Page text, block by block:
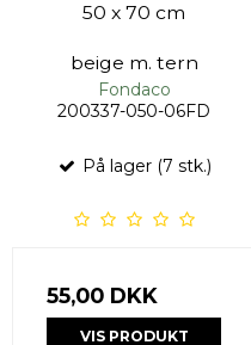
50 x 70 cm
beige m. tern
Fondaco
200337-050-06FD
På lager (7 stk.)
55,00 DKK
VIS PRODUKT